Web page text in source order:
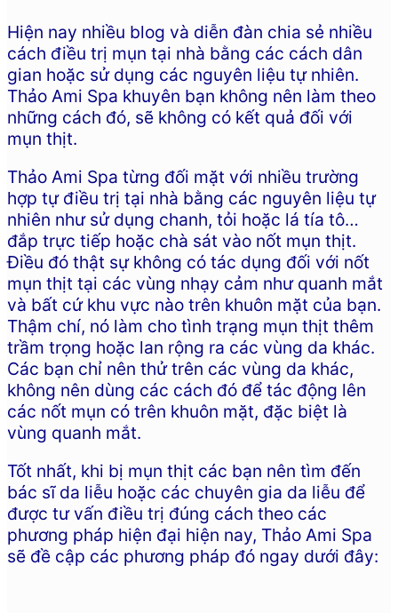
Hiện nay nhiều blog và diễn đàn chia sẻ nhiều
cách điều trị mụn tại nhà bằng các cách dân
gian hoặc sử dụng các nguyên liệu tự nhiên.
Thảo Ami Spa khuyên bạn không nên làm theo
những cách đó, sẽ không có kết quả đối với
mụn thịt.
Thảo Ami Spa từng đối mặt với nhiều trường
hợp tự điều trị tại nhà bằng các nguyên liệu tự
nhiên như sử dụng chanh, tỏi hoặc lá tía tô…
đắp trực tiếp hoặc chà sát vào nốt mụn thịt.
Điều đó thật sự không có tác dụng đối với nốt
mụn thịt tại các vùng nhạy cảm như quanh mắt
và bất cứ khu vực nào trên khuôn mặt của bạn.
Thậm chí, nó làm cho tình trạng mụn thịt thêm
trầm trọng hoặc lan rộng ra các vùng da khác.
Các bạn chỉ nên thử trên các vùng da khác,
không nên dùng các cách đó để tác động lên
các nốt mụn có trên khuôn mặt, đặc biệt là
vùng quanh mắt.
Tốt nhất, khi bị mụn thịt các bạn nên tìm đến
bác sĩ da liễu hoặc các chuyên gia da liễu để
được tư vấn điều trị đúng cách theo các
phương pháp hiện đại hiện nay, Thảo Ami Spa
sẽ đề cập các phương pháp đó ngay dưới đây: